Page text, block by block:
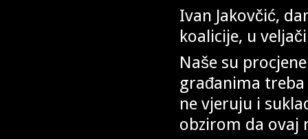
Ivan Jakovčić,
koalicije, u
Naše su
građanima
ne vjeruju i
obzirom da ovaj